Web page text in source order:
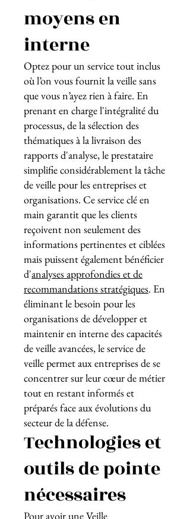
moyens en
interne
Optez pour un service tout inclus
où l’on vous fournit la veille sans
que vous n’ayez rien à faire. En
prenant en charge l'intégralité du
processus, de la sélection des
thématiques à la livraison des
rapports d'analyse, le prestataire
simplifie considérablement la tâche
de veille pour les entreprises et
organisations. Ce service clé en
main garantit que les clients
reçoivent non seulement des
informations pertinentes et ciblées
mais puissent également bénéficier
d'analyses approfondies et de
recommandations stratégiques. En
éliminant le besoin pour les
organisations de développer et
maintenir en interne des capacités
de veille avancées, le service de
veille permet aux entreprises de se
concentrer sur leur cœur de métier
tout en restant informés et
préparés face aux évolutions du
secteur de la défense.
Technologies et
outils de pointe
nécessaires
Pour avoir une Veille